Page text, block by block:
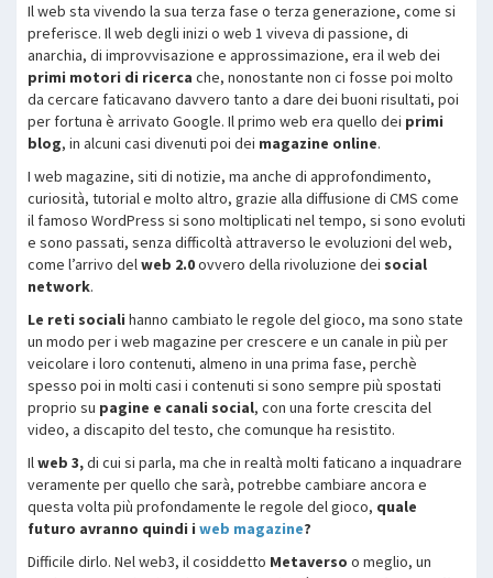
Il web sta vivendo la sua terza fase o terza generazione, come si
preferisce. Il web degli inizi o web 1 viveva di passione, di
anarchia, di improvvisazione e approssimazione, era il web dei
primi motori di ricerca che, nonostante non ci fosse poi molto
da cercare faticavano davvero tanto a dare dei buoni risultati, poi
per fortuna è arrivato Google. Il primo web era quello dei primi
blog, in alcuni casi divenuti poi dei magazine online.
I web magazine, siti di notizie, ma anche di approfondimento,
curiosità, tutorial e molto altro, grazie alla diffusione di CMS come
il famoso WordPress si sono moltiplicati nel tempo, si sono evoluti
e sono passati, senza difficoltà attraverso le evoluzioni del web,
come l’arrivo delweb 2.0ovvero della rivoluzione dei social
network.
Le reti sociali hanno cambiato le regole del gioco, ma sono state
un modo per i web magazine per crescere e un canale in più per
veicolare i loro contenuti, almeno in una prima fase, perchè
spesso poi in molti casi i contenuti si sono sempre più spostati
proprio su pagine e canali social, con una forte crescita del
video, a discapito del testo, che comunque ha resistito.
Ilweb 3,di cui si parla, ma che in realtà molti faticano a inquadrare
veramente per quello che sarà, potrebbe cambiare ancora e
questa volta più profondamente le regole del gioco, quale
futuro avranno quindi i web magazine?
Difficile dirlo. Nel web3, il cosiddetto Metaverso o meglio, un